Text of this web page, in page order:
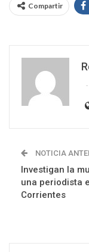
Compartir
NOTICIA
Investigan la
una periodista
Corrientes